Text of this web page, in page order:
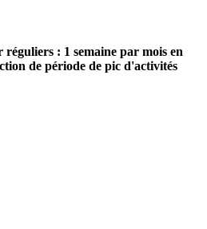
: 1 semaine par mois en
de période de pic d'activités